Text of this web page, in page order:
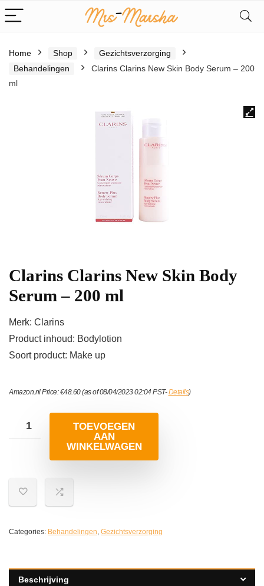
Home Shop
Gezichtsverzorging
Behandelingen
Clarins Clarins New Skin Body Serum – 200
ml
Clarins Clarins New Skin Body
Serum – 200 ml
Merk: Clarins
Product inhoud: Bodylotion
Soort product: Make up
Amazon.nl Price:€48.60(as of 08/04/2023 02:04 PST-Details)
TOEVOEGEN
AAN
WINKELWAGEN
Categories: Behandelingen, Gezichtsverzorging
Beschrijving